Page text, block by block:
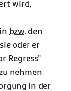
wird,
bzw. den
oder er
Regress"
nehmen.
in der